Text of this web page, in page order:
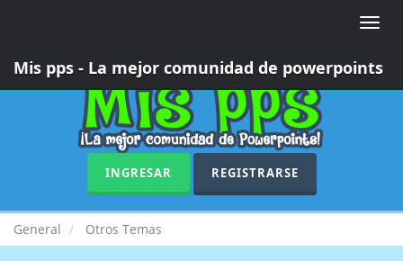
Toggle
Mis pps - La mejor comunidad de powerpoints
INGRESAR REGISTRARSE
General Otros Temas